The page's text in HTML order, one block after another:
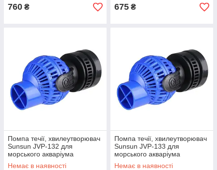
760 ₴ 675 ₴
Помпа течії, хвилеутворювач
Sunsun JVP-132 для
морського акваріума
Немає в наявності
Помпа течії, хвилеутворювач
Sunsun JVP-133 для
морського акваріума
Немає в наявності